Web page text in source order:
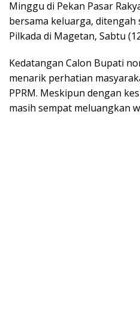
Minggu di Pekan Pasar
bersama keluarga,
Pilkada di Magetan, Sabtu
Kedatangan Calon Bupati
menarik perhatian
PPRM. Meskipun dengan
masih sempat meluangkan